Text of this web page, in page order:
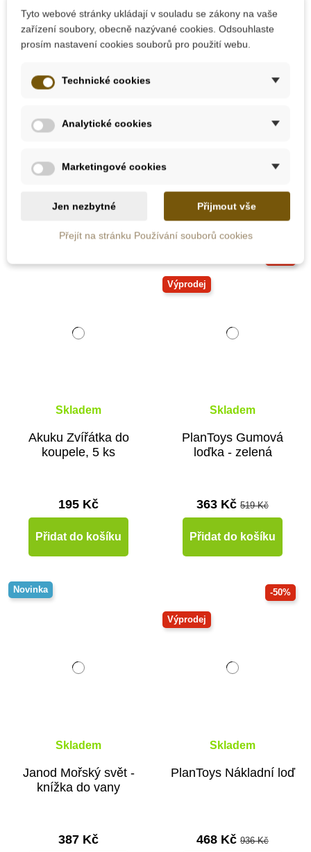
Skladem
konvička, zelená
309 Kč
Přidat do košíku Přidat do košíku
Skladem
Akuku Zvířátka do
koupele, 5 ks
195 Kč
Přidat do košíku
Výprodej
Skladem
PlanToys Gumová
loďka - zelená
363 Kč 519 Kč
Přidat do košíku
Novinka
Skladem
Janod Mořský svět -
knížka do vany
387 Kč
-50%
Výprodej
Skladem
PlanToys Nákladní loď
468 Kč 936 Kč
Tyto webové stránky ukládají v souladu se zákony na vaše
zařízení soubory, obecně nazývané cookies. Odsouhlaste
prosím nastavení cookies souborů pro použití webu.
Technické cookies
Analytické cookies
Marketingové cookies
Jen nezbytné Přijmout vše
Přejít na stránku Používání souborů cookies